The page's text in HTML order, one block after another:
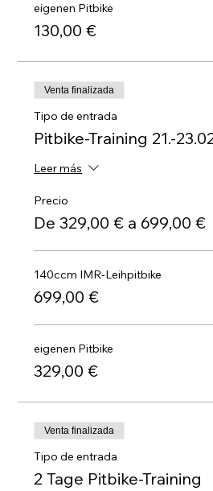
eigenen Pitbike
130,00 €
Venta finalizada
Tipo de entrada
Pitbike-Training 21.-
Leer más
Precio
De 329,00 € a 699,00 €
140ccm IMR-Leihpitbike
699,00 €
eigenen Pitbike
329,00 €
Venta finalizada
Tipo de entrada
2 Tage Pitbike-Training